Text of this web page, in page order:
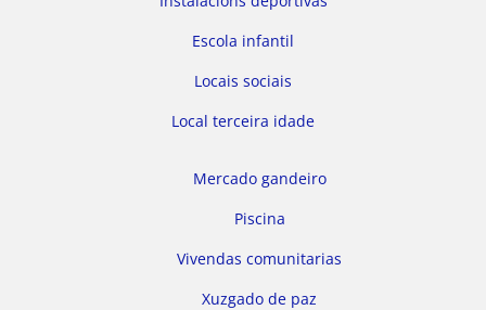
Escola infantil
Locais sociais
Local terceira idade
Mercado gandeiro
Piscina
Vivendas comunitarias
Xuzgado de paz